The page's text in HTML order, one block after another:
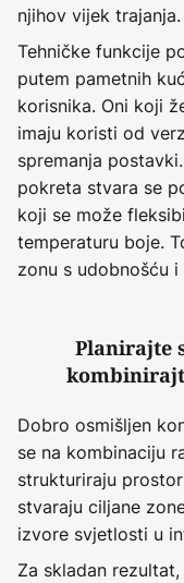
njihov vijek trajanja.
Tehničke funkcije
putem pametnih
korisnika. Oni koji
imaju koristi od
spremanja
pokreta stvara se
koji se može
temperaturu boje.
zonu s udobnošću
Planirajte
Dobro osmišljen
se na kombinaciju
strukturiraju
stvaraju ciljane
izvore svjetlosti u
Za skladan